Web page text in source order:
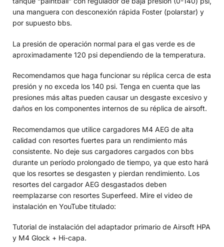
una manguera con desconexión rápida Foster (polarstar) y
por supuesto bbs.
La presión de operación normal para el gas verde es de
aproximadamente 120 psi dependiendo de la temperatura.
Recomendamos que haga funcionar su réplica cerca de esta
presión y no exceda los 140 psi. Tenga en cuenta que las
presiones más altas pueden causar un desgaste excesivo y
daños en los componentes internos de su réplica de airsoft.
Recomendamos que utilice cargadores M4 AEG de alta
calidad con resortes fuertes para un rendimiento más
consistente. No deje sus cargadores cargados con bbs
durante un período prolongado de tiempo, ya que esto hará
que los resortes se desgasten y pierdan rendimiento. Los
resortes del cargador AEG desgastados deben
reemplazarse con resortes Superfeed. Mire el video de
instalación en YouTube titulado:
Tutorial de instalación del adaptador primario de Airsoft HPA
y M4 Glock + Hi-capa.